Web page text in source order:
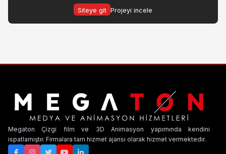
Siteye git Projeyi incele
Megaton Çizgi film ve 3D Animasyon yapımında kendini
ispatlamıştır. Firmalara tam hizmet ajansı olarak hizmet vermektedir.